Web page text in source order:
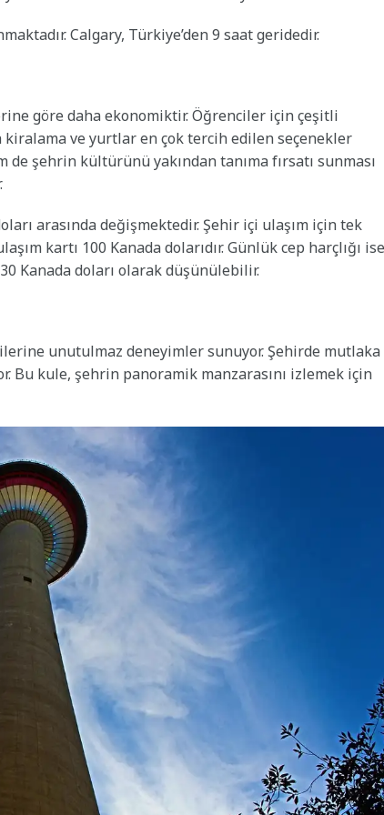
Calgary, Türkiye’den 9 saat geridedir.
göre daha ekonomiktir. Öğrenciler için çeşitli
kiralama ve yurtlar en çok tercih edilen seçenekler
de şehrin kültürünü yakından tanıma fırsatı sunması
arasında değişmektedir. Şehir içi ulaşım için tek
kartı 100 Kanada dolarıdır. Günlük cep harçlığı ise
Kanada doları olarak düşünülebilir.
unutulmaz deneyimler sunuyor. Şehirde mutlaka
Bu kule, şehrin panoramik manzarasını izlemek için